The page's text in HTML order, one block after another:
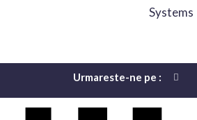
Systems
Urmareste-ne pe :